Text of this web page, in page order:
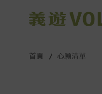
首頁 心願清單